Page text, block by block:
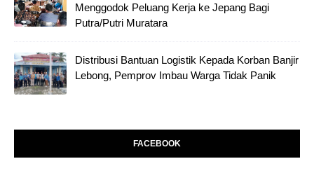
Menggodok Peluang Kerja ke Jepang Bagi
Putra/Putri Muratara
Distribusi Bantuan Logistik Kepada Korban Banjir
Lebong, Pemprov Imbau Warga Tidak Panik
FACEBOOK